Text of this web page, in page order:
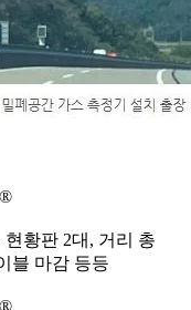
황판 2대, 거리 총
블 마감 등등